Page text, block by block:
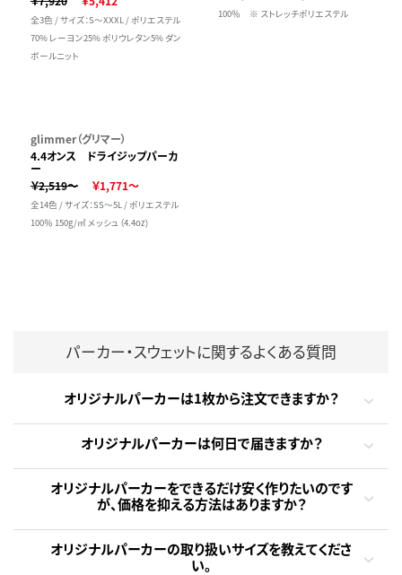
全3色 / サイズ：S～XXXL / ポリエステル
70% レーヨン25% ポリウレタン5% ダン
ボールニット
100％ ※ ストレッチポリエステル
glimmer（グリマー）
4.4オンス ドライジップパーカ
ー
￥2,519～
￥1,771～
全14色 / サイズ：SS～5L / ポリエステル
100％ 150g/㎡ メッシュ（4.4oz)
パーカー・スウェットに関するよくある質問
オリジナルパーカーは1枚から注文できますか？
オリジナルパーカーは何日で届きますか？
オリジナルパーカーをできるだけ安く作りたいのです
が、価格を抑える方法はありますか？
オリジナルパーカーの取り扱いサイズを教えてくださ
い。